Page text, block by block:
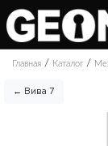
Главная / Каталог /
← Вива 7